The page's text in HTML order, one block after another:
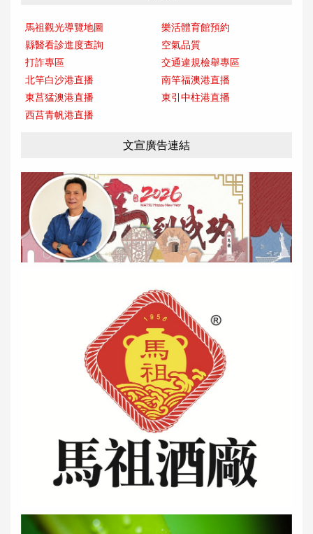
馬祖觀光導覽地圖
樂活體育館預約
縣醫看診進度查詢
空氣品質
打詐專區
交通違規檢舉專區
北竿白沙港直播
南竿福澳港直播
東莒猛澳港直播
東引中柱港直播
西莒青帆港直播
文宣廣告連結